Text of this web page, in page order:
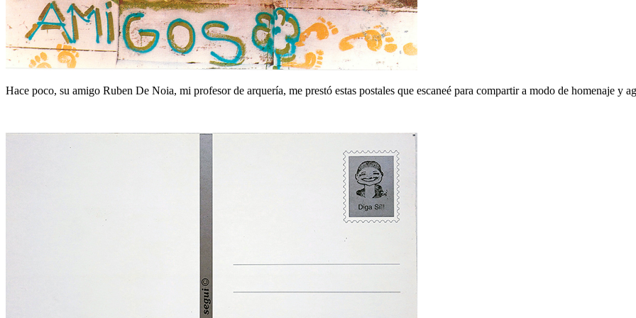
Hace poco, su amigo Ruben De Noia, mi profesor de arquería, me prestó estas postales que escaneé para compartir a modo de homenaje y